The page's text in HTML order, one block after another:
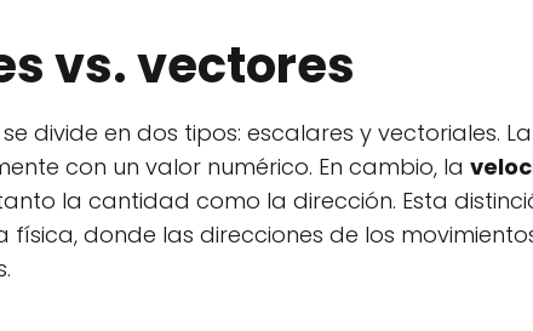
vs. vectores
divide en dos tipos: escalares y vectoriales. La
con un valor numérico. En cambio, la
la cantidad como la dirección. Esta
donde las direcciones de los